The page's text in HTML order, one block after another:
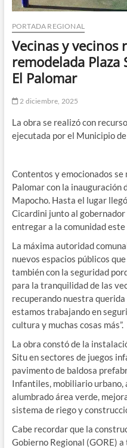
PORTADA REGIONAL
Vecinas y vecinos
remodelada
El Palomar
2 diciembre, 2025
La obra se realizó con
ejecutada por el Municipio
Contentos y emocionados
Palomar con la inauguración
Mapocho. Hasta el lugar
Cicardini junto al
entregar a la comunidad
La máxima autoridad
nuevos espacios públicos
también con la seguridad
para la tranquilidad de las
recuperando nuestra
estamos trabajando en
cultura y muchas cosas más”.
La obra constó de la
Situ en sectores de juegos
pavimento de baldosa
Infantiles, mobiliario urbano,
alumbrado área verde,
sistema de riego y
Cabe recordar que la
Gobierno Regional (GORE)